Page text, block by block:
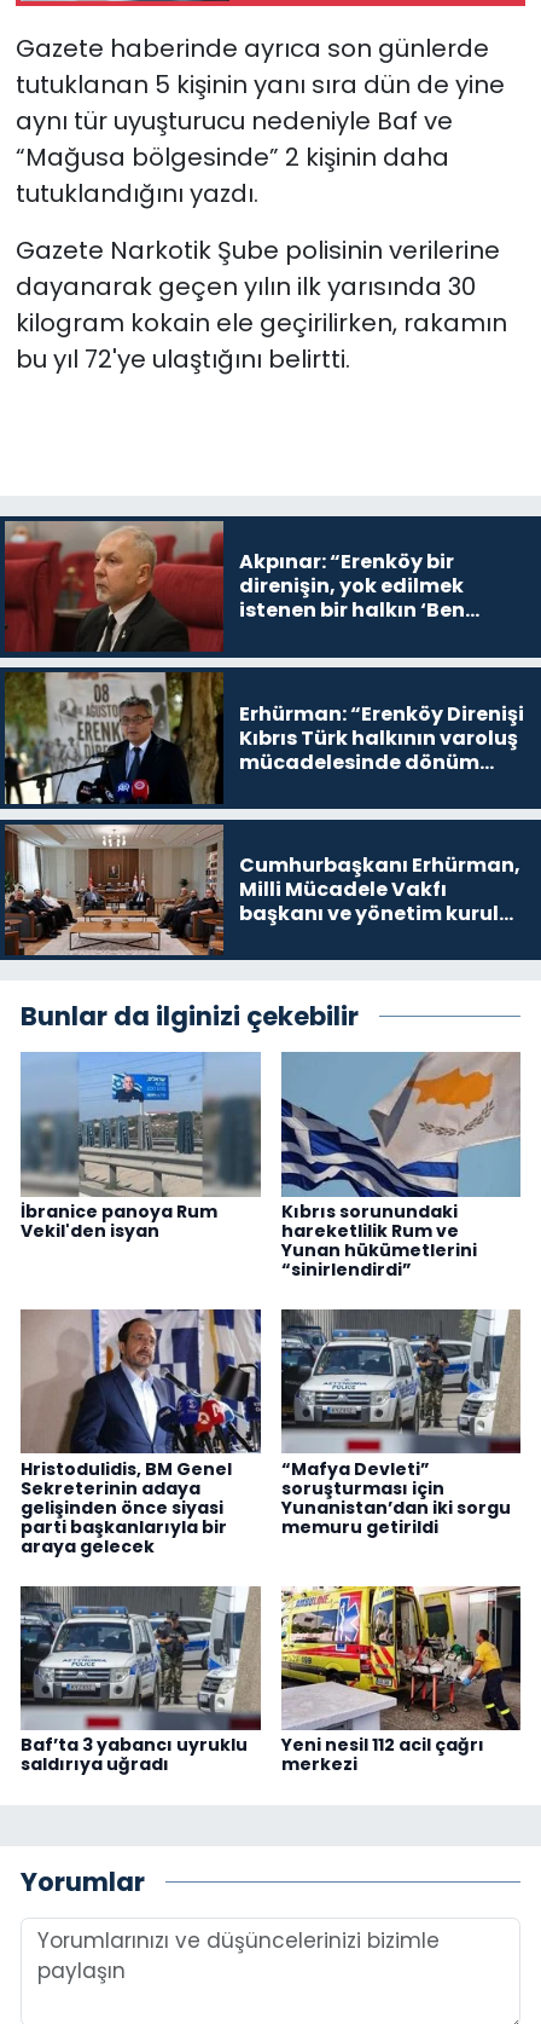
Gazete haberinde ayrıca son günlerde
tutuklanan 5 kişinin yanı sıra dün de yine
aynı tür uyuşturucu nedeniyle Baf ve
“Mağusa bölgesinde” 2 kişinin daha
tutuklandığını yazdı.
Gazete Narkotik Şube polisinin verilerine
dayanarak geçen yılın ilk yarısında 30
kilogram kokain ele geçirilirken, rakamın
bu yıl 72'ye ulaştığını belirtti.
Akpınar: “Erenköy bir
direnişin, yok edilmek
istenen bir halkın ‘Ben
devam edeceğim’ dediği
Erhürman: “Erenköy Direnişi
Kıbrıs Türk halkının varoluş
mücadelesinde dönüm
Cumhurbaşkanı Erhürman,
Milli Mücadele Vakfı
başkanı ve yönetim kurulu
Bunlar da ilginizi çekebilir
İbranice panoya Rum
Vekil'den isyan
Kıbrıs sorunundaki
hareketlilik Rum ve
Yunan hükümetlerini
“sinirlendirdi”
Hristodulidis, BM Genel
Sekreterinin adaya
gelişinden önce siyasi
parti başkanlarıyla bir
araya gelecek
“Mafya Devleti”
soruşturması için
Yunanistan’dan iki sorgu
memuru getirildi
Baf’ta 3 yabancı uyruklu
saldırıya uğradı
Yeni nesil 112 acil çağrı
merkezi
Yorumlar